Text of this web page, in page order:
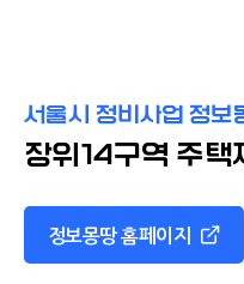
서울시 정비사업 정보
장위14구역 주택
정보몽땅 홈페이지